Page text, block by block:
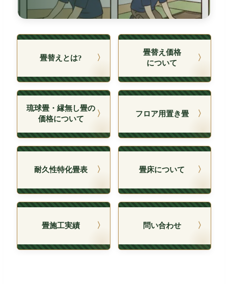
畳替えとは?
畳替え価格
について
琉球畳・縁無し畳の
価格について
フロア用置き畳
耐久性特化畳表 畳床について
畳施工実績 問い合わせ